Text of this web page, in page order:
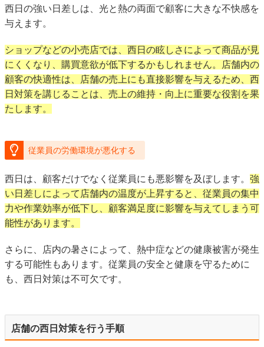
西日の強い日差しは、光と熱の両面で顧客に大きな不快感を
与えます。
ショップなどの小売店では、西日の眩しさによって商品が見
にくくなり、購買意欲が低下するかもしれません。店舗内の
顧客の快適性は、店舗の売上にも直接影響を与えるため、西
日対策を講じることは、売上の維持・向上に重要な役割を果
たします。
従業員の労働環境が悪化する
西日は、顧客だけでなく従業員にも悪影響を及ぼします。 強
い日差しによって店舗内の温度が上昇すると、従業員の集中
力や作業効率が低下し、顧客満足度に影響を与えてしまう可
能性があります。
さらに、店内の暑さによって、熱中症などの健康被害が発生
する可能性もあります。従業員の安全と健康を守るために
も、西日対策は不可欠です。
店舗の西日対策を行う手順